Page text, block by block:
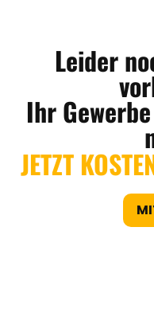
Leider
Ihr
JETZT